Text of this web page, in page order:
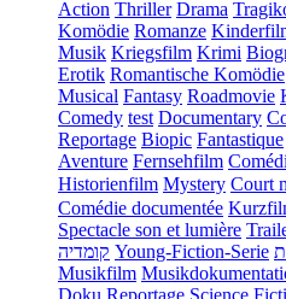
Action Thriller Drama
Komödie Romanze
Musik Kriegsfilm Krimi
Erotik Romantische Komödie
Musical Fantasy Roadmovie
Comedy test Documentary
Reportage Biopic Fantastique
Aventure Fernsehfilm
Historienfilm Mystery Court
Comédie documentée
Spectacle son et lumière
קומדיה Young-Fiction-Serie
Musikfilm
Doku Reportage Science